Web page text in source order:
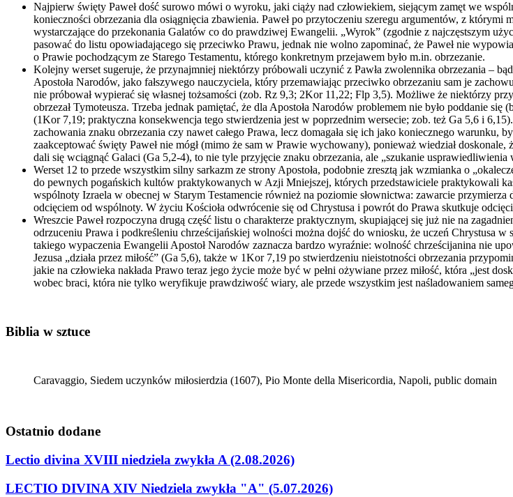
Najpierw święty Paweł dość surowo mówi o wyroku, jaki ciąży nad człowiekiem, siejącym zamęt we
konieczności obrzezania dla osiągnięcia zbawienia. Paweł po przytoczeniu szeregu argumentów, z którymi
wystarczające do przekonania Galatów co do prawdziwej Ewangelii. „Wyrok” (zgodnie z najczęstszym
pasować do listu opowiadającego się przeciwko Prawu, jednak nie wolno zapominać, że Paweł nie
o Prawie pochodzącym ze Starego Testamentu, którego konkretnym przejawem było m.in. obrzezanie.
Kolejny werset sugeruje, że przynajmniej niektórzy próbowali uczynić z Pawła zwolennika obrzezania –
Apostoła Narodów, jako fałszywego nauczyciela, który przemawiając przeciwko obrzezaniu sam je
nie próbował wypierać się własnej tożsamości (zob. Rz 9,3; 2Kor 11,22; Flp 3,5). Możliwe że niektórzy
obrzezał Tymoteusza. Trzeba jednak pamiętać, że dla Apostoła Narodów problemem nie było poddanie
(1Kor 7,19; praktyczna konsekwencja tego stwierdzenia jest w poprzednim wersecie; zob. też Ga 5,6 i
zachowania znaku obrzezania czy nawet całego Prawa, lecz domagała się ich jako koniecznego
zaakceptować święty Paweł nie mógł (mimo że sam w Prawie wychowany), ponieważ wiedział
dali się wciągnąć Galaci (Ga 5,2-4), to nie tyle przyjęcie znaku obrzezania, ale „szukanie
Werset 12 to przede wszystkim silny sarkazm ze strony Apostoła, podobnie zresztą jak wzmianka o
do pewnych pogańskich kultów praktykowanych w Azji Mniejszej, których przedstawiciele praktykowali
wspólnoty Izraela w obecnej w Starym Testamencie również na poziomie słownictwa: zawarcie przymierza
odcięciem od wspólnoty. W życiu Kościoła odwrócenie się od Chrystusa i powrót do Prawa skutkuje
Wreszcie Paweł rozpoczyna drugą część listu o charakterze praktycznym, skupiającej się już nie na
odrzuceniu Prawa i podkreśleniu chrześcijańskiej wolności można dojść do wniosku, że uczeń Chrystusa
takiego wypaczenia Ewangelii Apostoł Narodów zaznacza bardzo wyraźnie: wolność chrześcijanina nie
Jezusa „działa przez miłość” (Ga 5,6), także w 1Kor 7,19 po stwierdzeniu nieistotności obrzezania
jakie na człowieka nakłada Prawo teraz jego życie może być w pełni ożywiane przez miłość, która „jest
wobec braci, która nie tylko weryfikuje prawdziwość wiary, ale przede wszystkim jest naśladowaniem
Biblia w sztuce
Caravaggio, Siedem uczynków miłosierdzia (1607), Pio Monte della Misericordia, Napoli, public domain
Ostatnio dodane
Lectio divina XVIII niedziela zwykła A (2.08.2026)
LECTIO DIVINA XIV Niedziela zwykła "A" (5.07.2026)